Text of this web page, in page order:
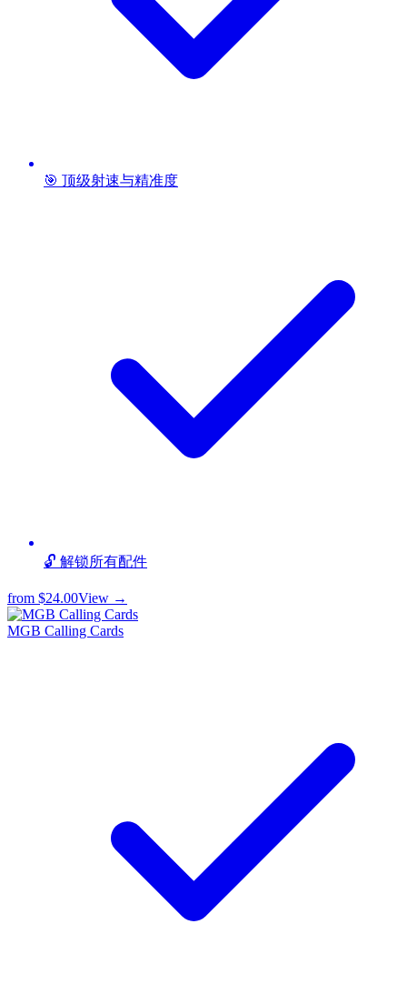
🎯 顶级射速与精准度
🔓 解锁所有配件
from $24.00View →
MGB Calling Cards